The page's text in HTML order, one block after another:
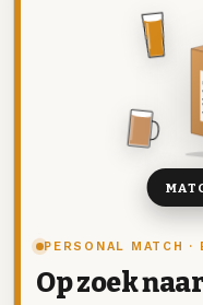
PERSONAL MATCH ·
Op zoek